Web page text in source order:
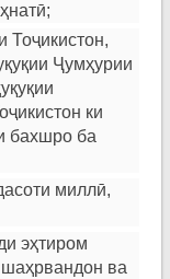
Тоҷикистон,
Ҷумҳурии
ки
бахшро ба
миллӣ,
эҳтиром
шаҳрвандон ва